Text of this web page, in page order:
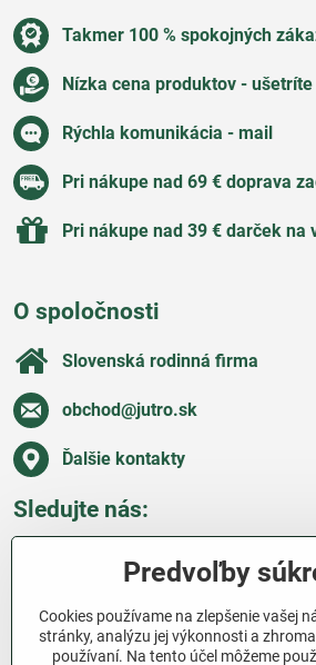
Takmer 100 % spokojných
Nízka cena produktov - ušetríte
Rýchla komunikácia - mail
Pri nákupe nad 69 € doprava
Pri nákupe nad 39 € darček na
O spoločnosti
Slovenská rodinná firma
obchod​@jutro​.sk
Ďalšie kontakty
Sledujte nás:
Všetko o nákupe
Predvoľby
Cookies používame na zlepšenie vašej
stránky, analýzu jej výkonnosti a
používaní. Na tento účel môžeme